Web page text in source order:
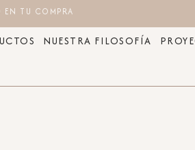
TU COMPRA
NUESTRA FILOSOFÍA